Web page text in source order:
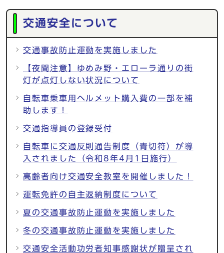
交通安全について
交通事故防止運動を実施しました
【夜間注意】ゆめみ野・エローラ通りの街
灯が点灯しない状況について
自転車乗車用ヘルメット購入費の一部を補
助します！
交通指導員の登録受付
自転車に交通反則通告制度（青切符）が導
入されました（令和8年4月1日施行）
高齢者向け交通安全教室を開催しました！
運転免許の自主返納制度について
夏の交通事故防止運動を実施しました
冬の交通事故防止運動を実施しました
交通安全活動功労者知事感謝状が贈呈され